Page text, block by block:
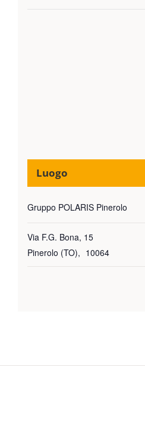
Luogo
Gruppo POLARIS Pinerolo
Via F.G. Bona, 15
Pinerolo (TO), 10064